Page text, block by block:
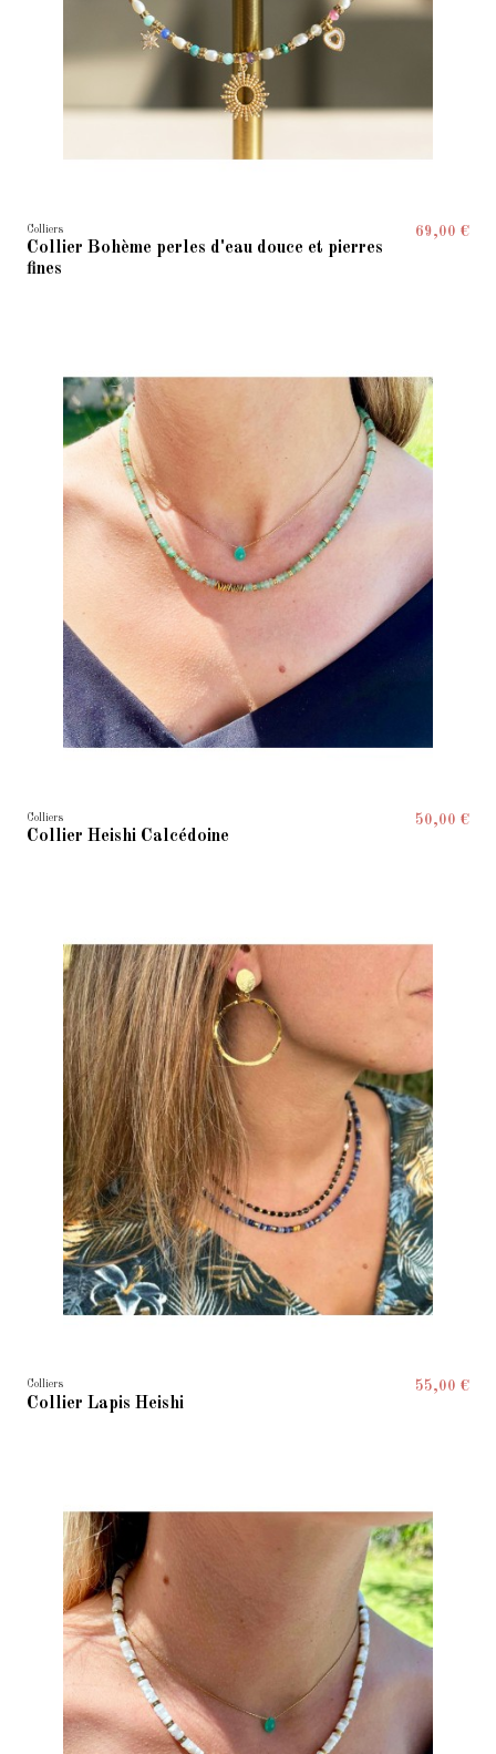
Colliers
Collier Bohème perles d'eau douce et pierres
fines
69,00 €
Colliers
Collier Heishi Calcédoine
50,00 €
Colliers
Collier Lapis Heishi
55,00 €